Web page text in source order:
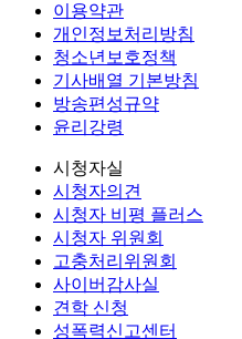
이용약관
개인정보처리방침
청소년보호정책
기사배열 기본방침
방송편성규약
윤리강령
시청자실
시청자의견
시청자 비평 플러스
시청자 위원회
고충처리위원회
사이버감사실
견학 신청
성폭력신고센터